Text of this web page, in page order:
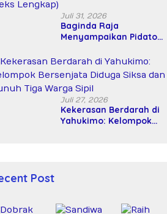
Juli 31, 2026
Baginda Raja
Menyampaikan Pidato
Peringatan Hari Takhta
(Teks Lengkap)
Juli 27, 2026
Kekerasan Berdarah di
Yahukimo: Kelompok
Post